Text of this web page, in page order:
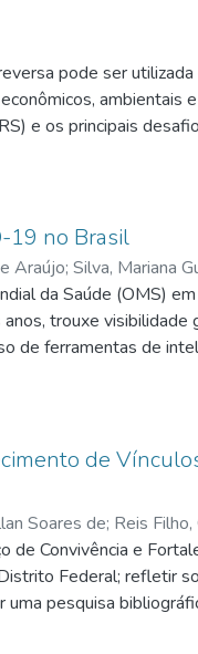
pode ser
ambientais
e os principais
descritiva, realizada
de Souza (2011),
que a
dos moradores.
na destinação
de alguns
Assim,
residenciais,
19 no Brasil
Araújo; Silva, Mariana
da Saúde (OMS)
trouxe visibilidade
de ferramentas de
O
em algoritmos
para analisar e
teve como objetivo
notícias sobre COVID-
de
foi realizada uma
como falsas
para treinar o
da biblioteca Natural
de
Soares de; Reis
Convivência e
Federal; refletir
pesquisa
que estruturam as